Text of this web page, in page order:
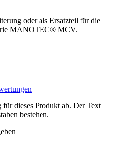
oder als Ersatzteil für die
MANOTEC® MCV.
für dieses Produkt ab. Der Text
bestehen.